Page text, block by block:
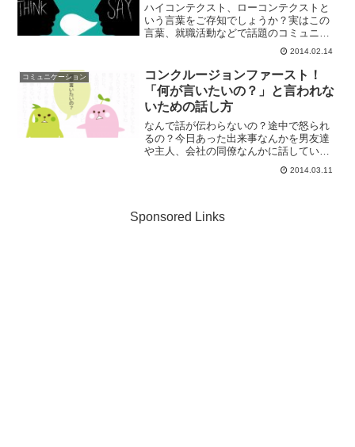
ハイコンテクスト、ローコンテクストと
いう言葉をご存知でしょうか？実はこの
言葉、就職活動などで話題のコミュニケ
ーション力（コミュ力）に大きく関係す
る大事な考え方なんです！ハイコンテク
スト、ローコンテクストとはハイコンテ
クスト、ローコンテクスト...
2014.02.14
コミュニケーション
コンクルージョンファースト！
「何が言いたいの？」と言われな
いための話し方
なんで話が伝わらないの？途中で怒られ
るの？今日あった出来事なんかを男友達
や主人、会社の同僚なんかに話している
ときに、『要するに何が言いたいの』と
か『話がわかりにくい­』と言われたこと
2014.03.11
Sponsored Links